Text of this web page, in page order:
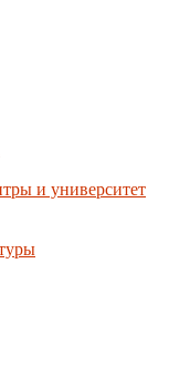
и университет